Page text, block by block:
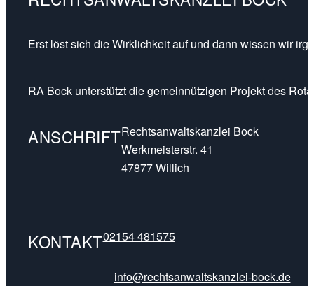
Erst löst sich die Wirklichkeit auf und dann wissen wir
RA Bock unterstützt die gemeinnützigen Projekt des
ANSCHRIFTRechtsanwaltskanzlei Bock
Werkmeisterstr. 41
47877 Willich
KONTAKT02154 481575
info@rechtsanwaltskanzlei-bock.de